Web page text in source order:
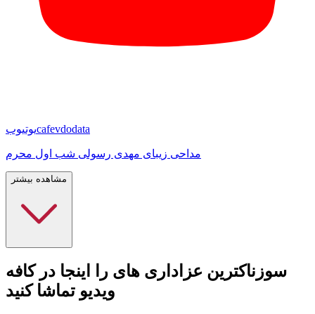
یوتیوبcafevdodata
مداحی زیبای مهدی رسولی شب اول محرم
مشاهده بیشتر
سوزناکترین عزاداری های را اینجا در کافه
ویدیو تماشا کنید